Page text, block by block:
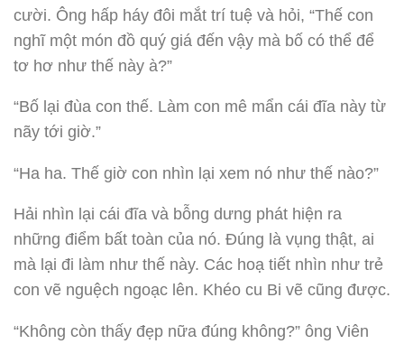
cười. Ông hấp háy đôi mắt trí tuệ và hỏi, “Thế con
nghĩ một món đồ quý giá đến vậy mà bố có thể để
tơ hơ như thế này à?”
“Bố lại đùa con thế. Làm con mê mẩn cái đĩa này từ
nãy tới giờ.”
“Ha ha. Thế giờ con nhìn lại xem nó như thế nào?”
Hải nhìn lại cái đĩa và bỗng dưng phát hiện ra
những điểm bất toàn của nó. Đúng là vụng thật, ai
mà lại đi làm như thế này. Các hoạ tiết nhìn như trẻ
con vẽ nguệch ngoạc lên. Khéo cu Bi vẽ cũng được.
“Không còn thấy đẹp nữa đúng không?” ông Viên